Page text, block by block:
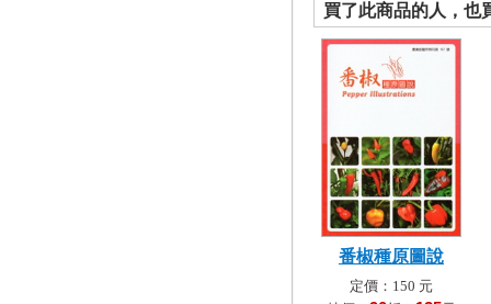
買了此商品的人，也
番椒種原圖說
定價：150 元